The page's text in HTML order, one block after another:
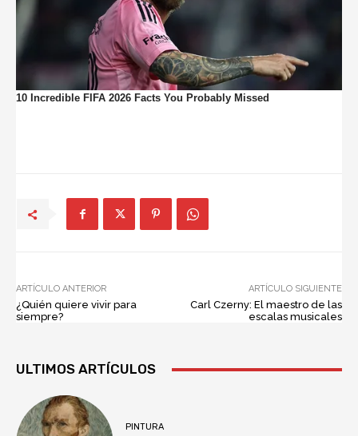
ARTÍCULO ANTERIOR
¿Quién quiere vivir para
siempre?
ARTÍCULO SIGUIENTE
Carl Czerny: El maestro de las
escalas musicales
ULTIMOS ARTÍCULOS
PINTURA